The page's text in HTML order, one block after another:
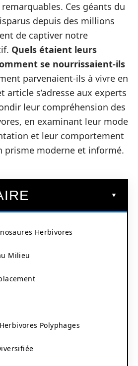
Ces géants du
depuis des millions
de captiver notre
Quels étaient leurs
se nourrissaient-ils
parvenaient-ils à vivre en
article s’adresse aux experts
leur compréhension des
en examinant leur mode
et leur comportement
prisme moderne et informé.
Herbivores
Milieu
Polyphages